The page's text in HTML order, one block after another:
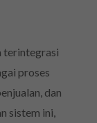
terintegrasi
proses
dan
sistem ini,